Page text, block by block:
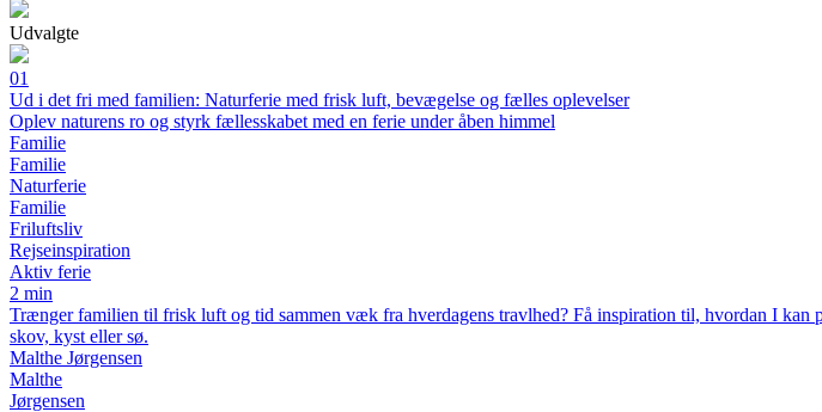
Udvalgte
01
Ud i det fri med familien: Naturferie med frisk luft, bevægelse og fælles oplevelser
Oplev naturens ro og styrk fællesskabet med en ferie under åben himmel
Familie
Familie
Naturferie
Familie
Friluftsliv
Rejseinspiration
Aktiv ferie
2 min
Trænger familien til frisk luft og tid sammen væk fra hverdagens travlhed? Få inspiration til, hvordan I
skov, kyst eller sø.
Malthe Jørgensen
Malthe
Jørgensen